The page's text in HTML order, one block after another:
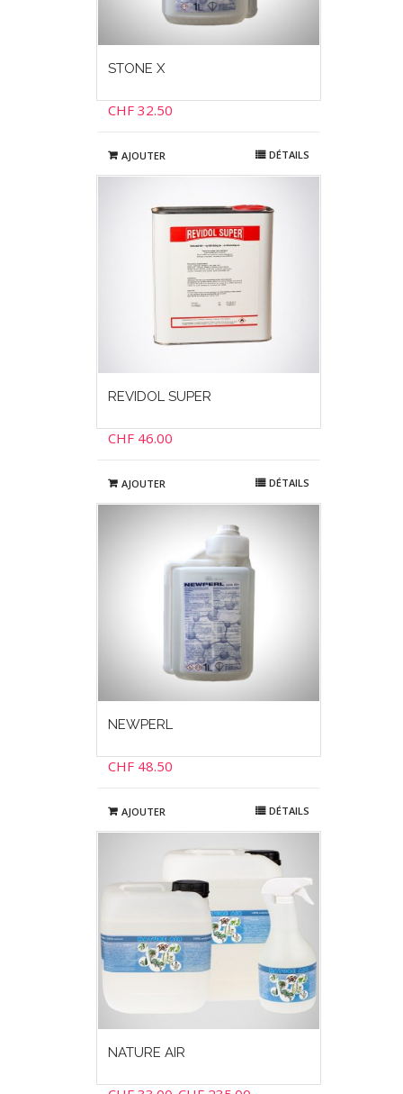
STONE X
CHF32.50
AJOUTER DÉTAILS
REVIDOL SUPER
CHF46.00
AJOUTER DÉTAILS
NEWPERL
CHF48.50
AJOUTER DÉTAILS
NATURE AIR